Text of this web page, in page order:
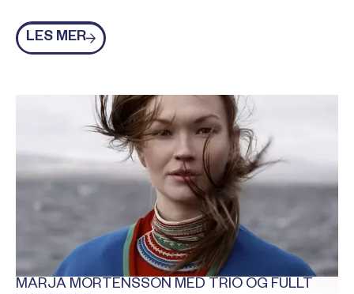
Les mer
LES MER
MARJA MORTENSSON MED TRIO OG FULLT